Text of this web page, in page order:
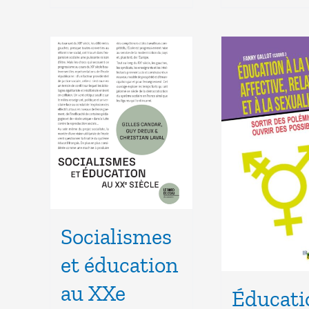
Socialismes
et éducation
au XXe